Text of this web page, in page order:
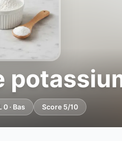
0 · Bas Score 5/10